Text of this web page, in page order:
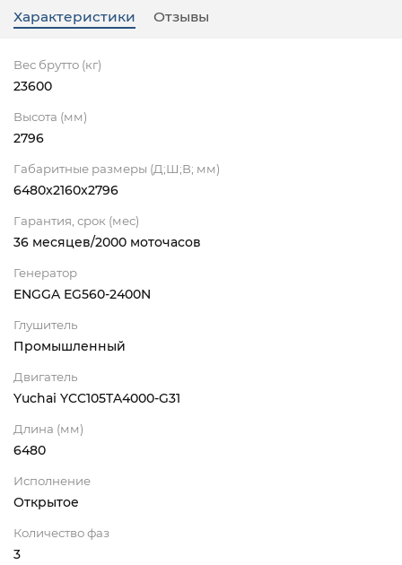
Характеристики Отзывы
Вес брутто (кг)
23600
Высота (мм)
2796
Габаритные размеры (Д;Ш;В; мм)
6480x2160x2796
Гарантия, срок (мес)
36 месяцев/2000 моточасов
Генератор
ENGGA EG560-2400N
Глушитель
Промышленный
Двигатель
Yuchai YCC105TA4000-G31
Длина (мм)
6480
Исполнение
Открытое
Количество фаз
3